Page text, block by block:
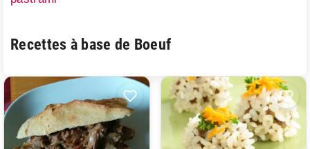
Recettes à base de Boeuf